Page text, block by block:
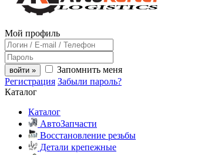
Мой профиль
войти »
Запомнить меня
Регистрация Забыли пароль?
Каталог
Каталог
АвтоЗапчасти
Восстановление резьбы
Детали крепежные